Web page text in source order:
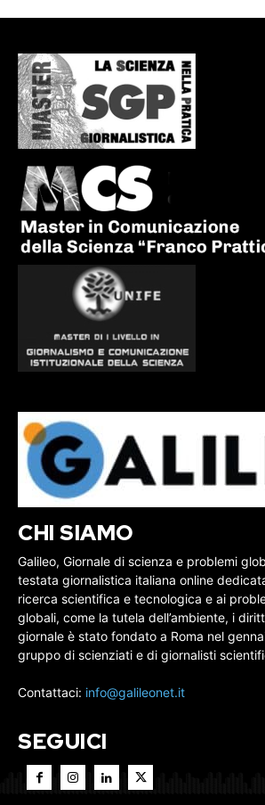
CHI SIAMO
Galileo, Giornale di scienza e problemi
testata giornalistica italiana online
ricerca scientifica e tecnologica e ai
globali, come la tutela dell’ambiente, i
giornale è stato fondato a Roma nel
gruppo di scienziati e di giornalisti
Contattaci: info@galileonet.it
SEGUICI